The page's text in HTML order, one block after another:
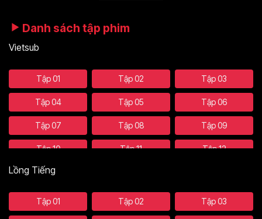
Danh sách tập phim
Vietsub
Tập 01 Tập 02 Tập 03
Tập 04 Tập 05 Tập 06
Tập 07 Tập 08 Tập 09
Tập 10 Tập 11 Tập 12
Tập 13
Tập 16 Tập 17 Tập 18
Lồng Tiếng
Tập 01 Tập 02 Tập 03